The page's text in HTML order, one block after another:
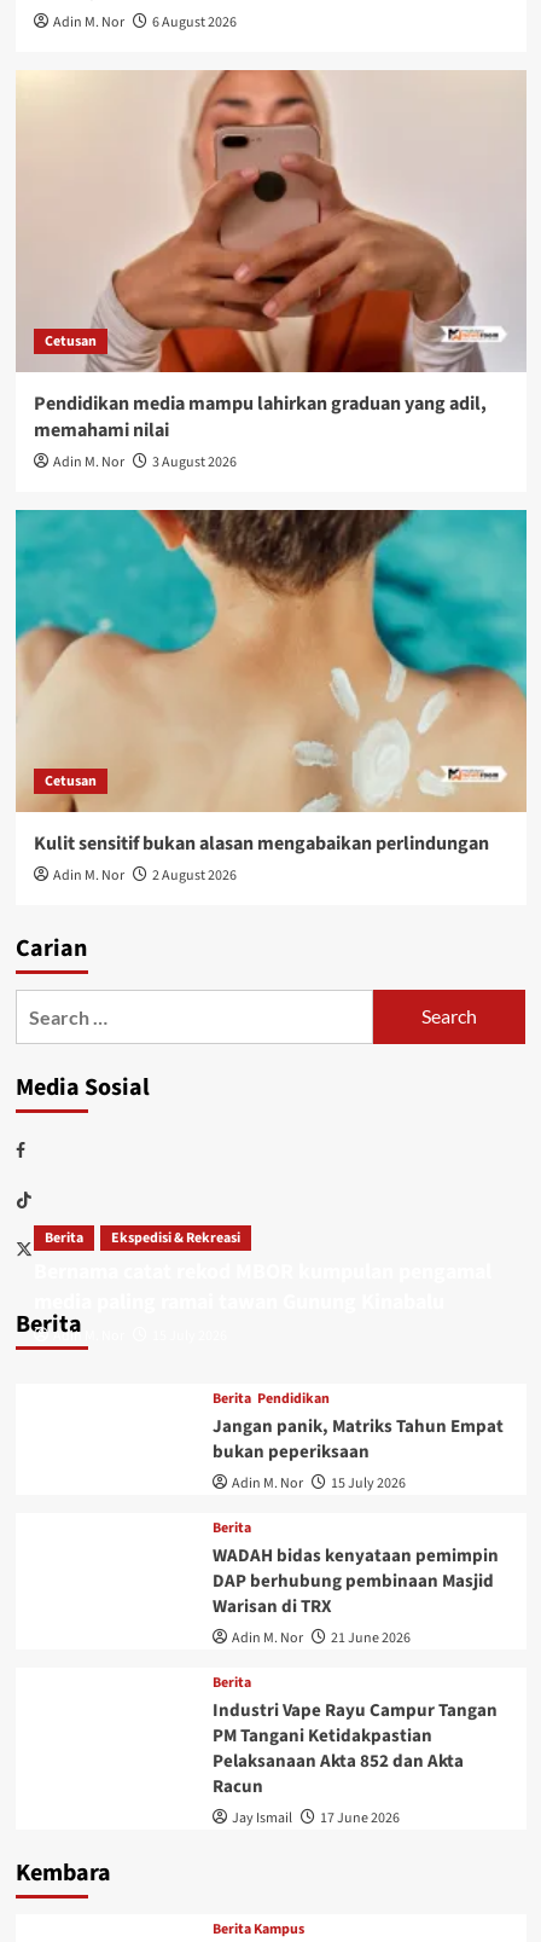
Adin M. Nor 6 August 2026
Cetusan
Pendidikan media mampu lahirkan graduan yang adil,
memahami nilai
Adin M. Nor 3 August 2026
Cetusan
Kulit sensitif bukan alasan mengabaikan perlindungan
Adin M. Nor 2 August 2026
Carian
Media Sosial
Berita
Berita Ekspedisi & Rekreasi
Adin M. Nor
Berita Pendidikan
Jangan panik, Matriks Tahun Empat
bukan peperiksaan
Adin M. Nor 15 July 2026
Berita
WADAH bidas kenyataan pemimpin
DAP berhubung pembinaan Masjid
Warisan di TRX
Adin M. Nor 21 June 2026
Berita
Industri Vape Rayu Campur Tangan
PM Tangani Ketidakpastian
Pelaksanaan Akta 852 dan Akta
Racun
Jay Ismail 17 June 2026
Kembara
Berita Kampus